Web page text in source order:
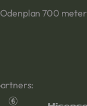
700 meter